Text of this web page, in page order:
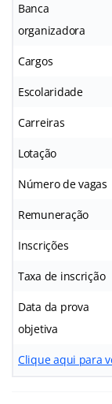
Banca
organizadora
Cargos
Escolaridade
Carreiras
Lotação
Número de vagas
Remuneração
Inscrições
Taxa de inscrição
Data da prova
objetiva
Clique aqui para